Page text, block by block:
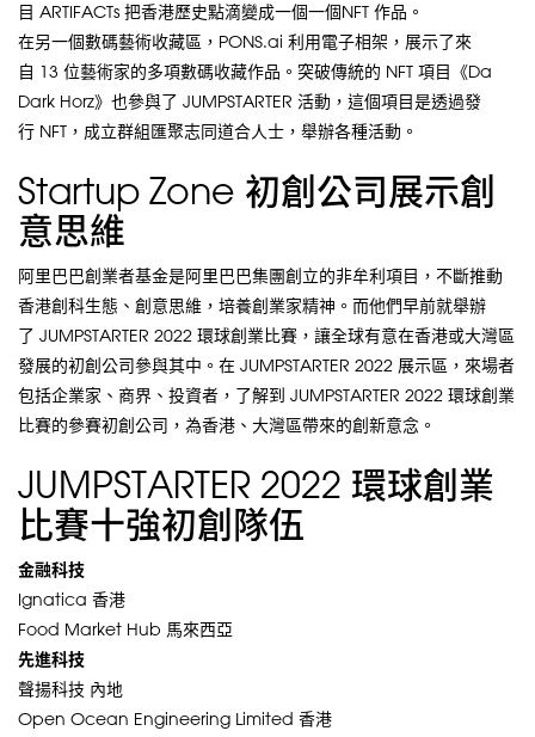
目 ARTIFACTs 把香港歷史點滴變成一個一個NFT 作品。
在另一個數碼藝術收藏區，PONS.ai 利用電子相架，展示了來
自 13 位藝術家的多項數碼收藏作品。突破傳統的 NFT 項目《Da
Dark Horz》也參與了 JUMPSTARTER 活動，這個項目是透過發
行 NFT，成立群組匯聚志同道合人士，舉辦各種活動。
Startup Zone 初創公司展示創
意思維
阿里巴巴創業者基金是阿里巴巴集團創立的非牟利項目，不斷推動
香港創科生態、創意思維，培養創業家精神。而他們早前就舉辦
了 JUMPSTARTER 2022 環球創業比賽，讓全球有意在香港或大灣區
發展的初創公司參與其中。在 JUMPSTARTER 2022 展示區，來場者
包括企業家、商界、投資者，了解到 JUMPSTARTER 2022 環球創業
比賽的參賽初創公司，為香港、大灣區帶來的創新意念。
JUMPSTARTER 2022 環球創業
比賽十強初創隊伍
金融科技
Ignatica 香港
Food Market Hub 馬來西亞
先進科技
聲揚科技 內地
Open Ocean Engineering Limited 香港